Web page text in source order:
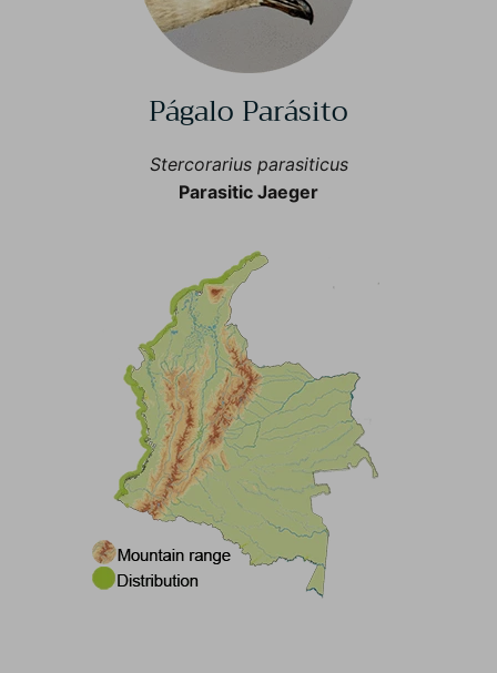
Págalo Parásito
Stercorarius parasiticus
Parasitic Jaeger